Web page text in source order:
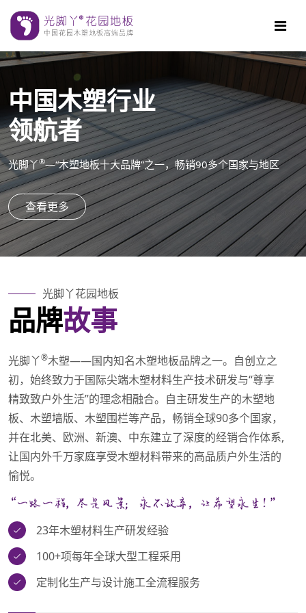
中国木塑行业
领航者
光脚丫®—“木塑地板十大品牌”之一，畅销90多个国家与地区
查看更多
光脚丫花园地板
品牌故事
光脚丫®木塑——国内知名木塑地板品牌之一。自创立之
初，始终致力于国际尖端木塑材料生产技术研发与“尊享
精致致户外生活”的理念相融合。自主研发生产的木塑地
板、木塑墙版、木塑围栏等产品，畅销全球90多个国家，
并在北美、欧洲、新澳、中东建立了深度的经销合作体系,
让国内外千万家庭享受木塑材料带来的高品质户外生活的
愉悦。
23年木塑材料生产研发经验
100+项每年全球大型工程采用
定制化生产与设计施工全流程服务